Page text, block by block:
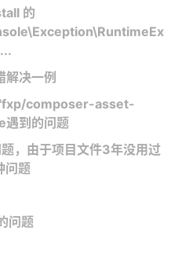
的
决一例
composer-asset-
到的问题
，由于项目文件3年没用过
问题
问题